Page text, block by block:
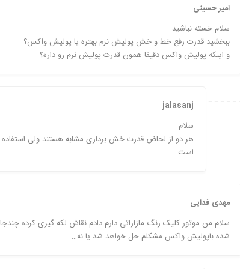
امیر حسینی
سلام خسته نباشید
ببخشید قدرت رفع خط و خش پولیش نرم بهتره یا پولیش واکس؟
و اینکه پولیش واکس دقیقا همون قدرت پولیش نرم رو داره؟
jalasanj
سلام
هر دو از لحاض قدرت خش برداری مشابه هستند ولی
است
مهدی فدایی
سلام من موتور کلیک رنگ مازاراتی دارم دادم نقاش لکه گیری کرده
شده باپولیش واکس مشکلم حل خواهد شد یا نه…